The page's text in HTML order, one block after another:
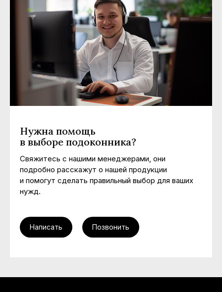
Нужна помощь
в выборе подоконника?
Свяжитесь с нашими менеджерами, они
подробно расскажут о нашей продукции
и помогут сделать правильный выбор для ваших
нужд.
Написать Позвонить